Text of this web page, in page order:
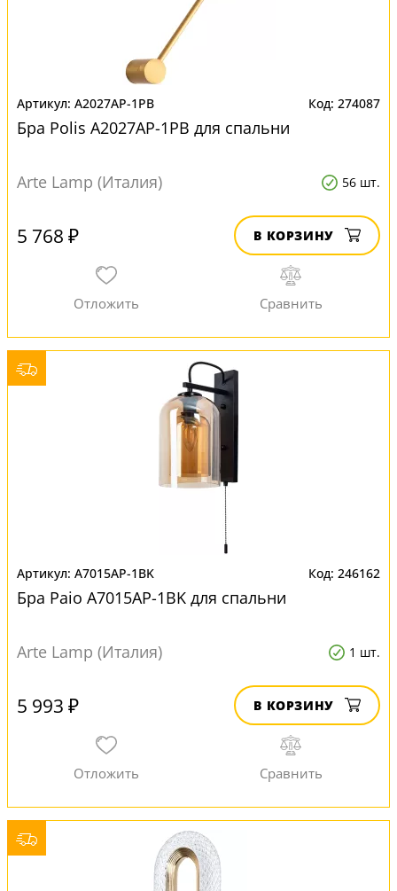
A2027AP-1PB 274087
Бра Polis A2027AP-1PB для спальни
Arte Lamp (Италия) 56 шт.
5 768 ₽ В КОРЗИНУ
A7015AP-1BK 246162
Бра Paio A7015AP-1BK для спальни
Arte Lamp (Италия) 1 шт.
5 993 ₽ В КОРЗИНУ